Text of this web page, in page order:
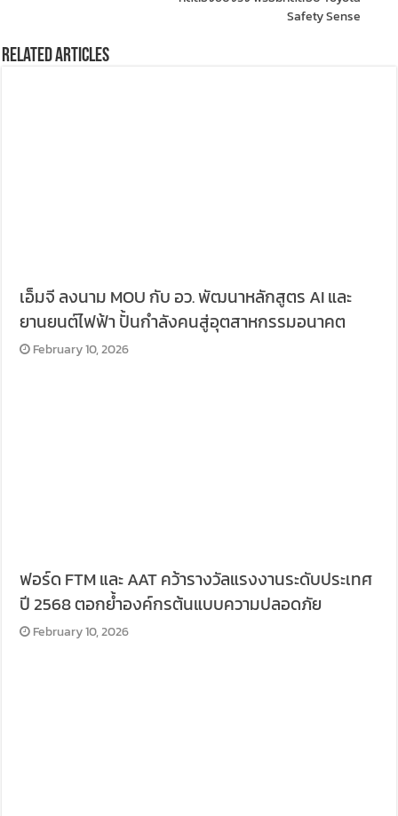
Safety Sense
Related Articles
เอ็มจี ลงนาม MOU กับ อว. พัฒนาหลักสูตร AI และ
ยานยนต์ไฟฟ้า ปั้นกำลังคนสู่อุตสาหกรรมอนาคต
February 10, 2026
ฟอร์ด FTM และ AAT คว้ารางวัลแรงงานระดับประเทศ
ปี 2568 ตอกย้ำองค์กรต้นแบบความปลอดภัย
February 10, 2026